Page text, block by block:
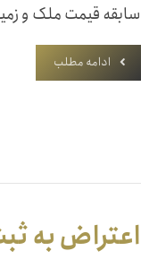
سابقه قیمت ملک و
ادامه مطلب
اعتراض به